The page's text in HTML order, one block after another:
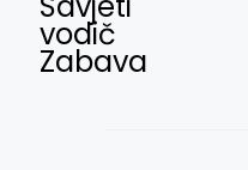
vodič
Zabava